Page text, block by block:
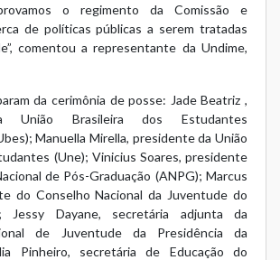
o regimento da Comissão e
de políticas públicas a serem tratadas
comentou a representante da Undime,
da cerimônia de posse: Jade Beatriz ,
União Brasileira dos Estudantes
Manuella Mirella, presidente da União
(Une); Vinicius Soares, presidente
de Pós-Graduação (ANPG); Marcus
do Conselho Nacional da Juventude do
Jessy Dayane, secretária adjunta da
de Juventude da Presidência da
Pinheiro, secretária de Educação do